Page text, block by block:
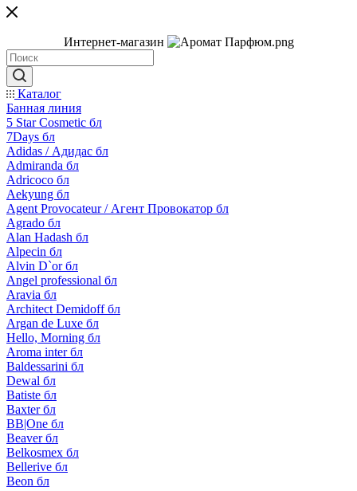
Интернет-магазин
Каталог
Банная линия
5 Star Cosmetic бл
7Days бл
Adidas / Адидас бл
Admiranda бл
Adricoco бл
Aekyung бл
Agent Provocateur / Агент Провокатор бл
Agrado бл
Alan Hadash бл
Alpecin бл
Alvin D`or бл
Angel professional бл
Aravia бл
Architect Demidoff бл
Argan de Luxe бл
Hello, Morning бл
Aroma inter бл
Baldessarini бл
Dewal бл
Batiste бл
Baxter бл
BB|One бл
Beaver бл
Belkosmex бл
Bellerive бл
Beon бл